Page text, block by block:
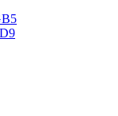
5
9